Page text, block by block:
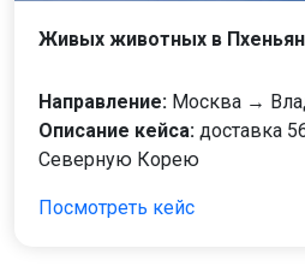
Живых животных в Пхеньян
Направление: Москва →
Описание кейса: доставка
Северную Корею
Посмотреть кейс